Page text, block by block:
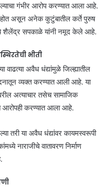
गंभीर आरोप करण्यात आला आहे.
असून अनेक कुटुंबातील कर्ते पुरुष
शैलेंद्र सपकाळे यांनी नमूद केले आहे.
भीती
अवैध धंद्यांमुळे जिल्ह्यातील
व्यक्त करण्यात आली आहे. या
अत्याचार तसेच सामाजिक
आरोपही करण्यात आला आहे.
तरी या अवैध धंद्यांवर कायमस्वरूपी
नाराजीचे वातावरण निर्माण